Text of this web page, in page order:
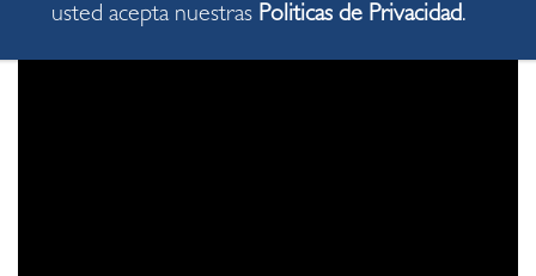
usted acepta nuestras Politicas de Privacidad.